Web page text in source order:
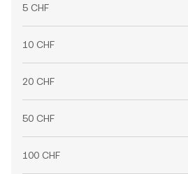
5 CHF
10 CHF
20 CHF
50 CHF
100 CHF